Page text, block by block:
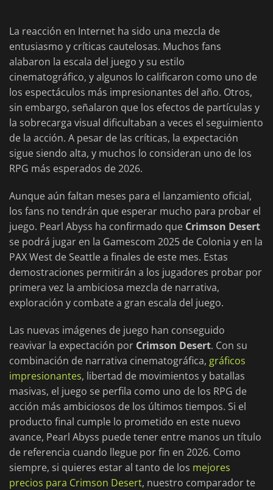
La reacción en Internet ha sido una mezcla de
entusiasmo y críticas cautelosas. Muchos fans
alabaron la escala del juego y su estilo
cinematográfico, y algunos lo calificaron como uno de
los espectáculos más impresionantes del año. Otros,
sin embargo, señalaron que los efectos de partículas y
la sobrecarga visual dificultaban a veces el seguimiento
de la acción. A pesar de las críticas, la expectación
sigue siendo alta, y muchos lo consideran uno de los
RPG más esperados de 2026.
Aunque aún faltan meses para el lanzamiento oficial,
los fans no tendrán que esperar mucho para probar el
juego. Pearl Abyss ha confirmado que Crimson Desert
se podrá jugar en la Gamescom 2025 de Colonia y en la
PAX West de Seattle a finales de este mes. Estas
demostraciones permitirán a los jugadores probar por
primera vez la ambiciosa mezcla de narrativa,
exploración y combate a gran escala del juego.
Las nuevas imágenes de juego han conseguido
reavivar la expectación por Crimson Desert. Con su
combinación de narrativa cinematográfica, gráficos
impresionantes, libertad de movimientos y batallas
masivas, el juego se perfila como uno de los RPG de
acción más ambiciosos de los últimos tiempos. Si el
producto final cumple lo prometido en este nuevo
avance, Pearl Abyss puede tener entre manos un título
de referencia cuando llegue por fin en 2026. Como
siempre, si quieres estar al tanto de los mejores
precios para Crimson Desert, nuestro comparador te